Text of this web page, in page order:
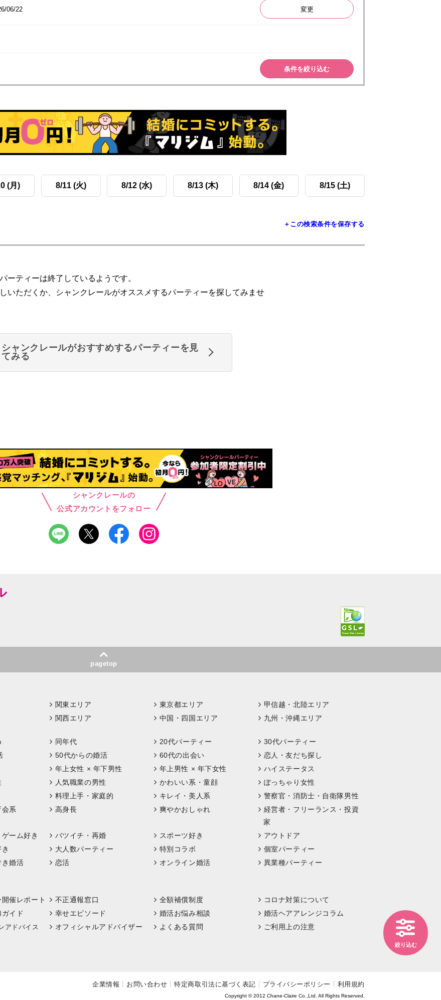
06/22 変更
条件を絞り込む
(月) 8/11 (火) 8/12 (水) 8/13 (木) 8/14 (金) 8/15 (土)
＋この検索条件を保存する
ーティーは終了しているようです。
いただくか、シャンクレールがオススメするパーティーを探してみませ
シャンクレールがおすすめするパーティーを見
てみる
シャンクレールの
公式アカウントをフォロー
絞り込む
pagetop
関東エリア 東京都エリア
甲信越・北陸エリア
関西エリア 中国・四国エリア 九州・沖縄エリア
同年代 20代パーティー
30代パーティー
50代からの婚活 60代の出会い
恋人・友だち探し
年上女性 × 年下男性 年上男性 × 年下女性
ハイステータス
人気職業の男性 かわいい系・童顔
ぽっちゃり女性
料理上手・家庭的 キレイ・美人系
警察官・消防士・自衛隊男性
系
高身長 爽やかおしゃれ
経営者・フリーランス・投資
家
ーム好き
バツイチ・再婚 スポーツ好き
アウトドア
大人数パーティー 特別コラボ
個室パーティー
き婚活
恋活 オンライン婚活
異業種パーティー
催レポート 不正通報窓口 全額補償制度
コロナ対策について
イド
幸せエピソード 婚活お悩み相談 婚活ヘアアレンジコラム
アドバイス オフィシャルアドバイザー よくある質問
ご利用上の注意
企業情報 お問い合わせ 特定商取引法に基づく表記 プライバシーポリシー 利用規約
Copyright © 2012 Chane-Claire Co.,Ltd. All Rights Reserved.